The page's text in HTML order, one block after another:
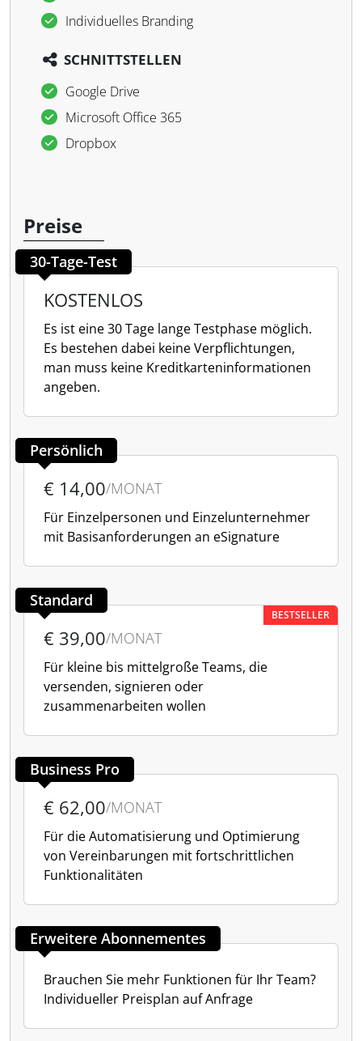
Individuelles Branding
SCHNITTSTELLEN
Google Drive
Microsoft Office 365
Dropbox
Preise
30-Tage-Test
KOSTENLOS
Es ist eine 30 Tage lange Testphase möglich.
Es bestehen dabei keine Verpflichtungen,
man muss keine Kreditkarteninformationen
angeben.
Persönlich
€ 14,00/MONAT
Für Einzelpersonen und Einzelunternehmer
mit Basisanforderungen an eSignature
Standard
BESTSELLER
€ 39,00/MONAT
Für kleine bis mittelgroße Teams, die
versenden, signieren oder
zusammenarbeiten wollen
Business Pro
€ 62,00/MONAT
Für die Automatisierung und Optimierung
von Vereinbarungen mit fortschrittlichen
Funktionalitäten
Erweitere Abonnementes
Brauchen Sie mehr Funktionen für Ihr Team?
Individueller Preisplan auf Anfrage